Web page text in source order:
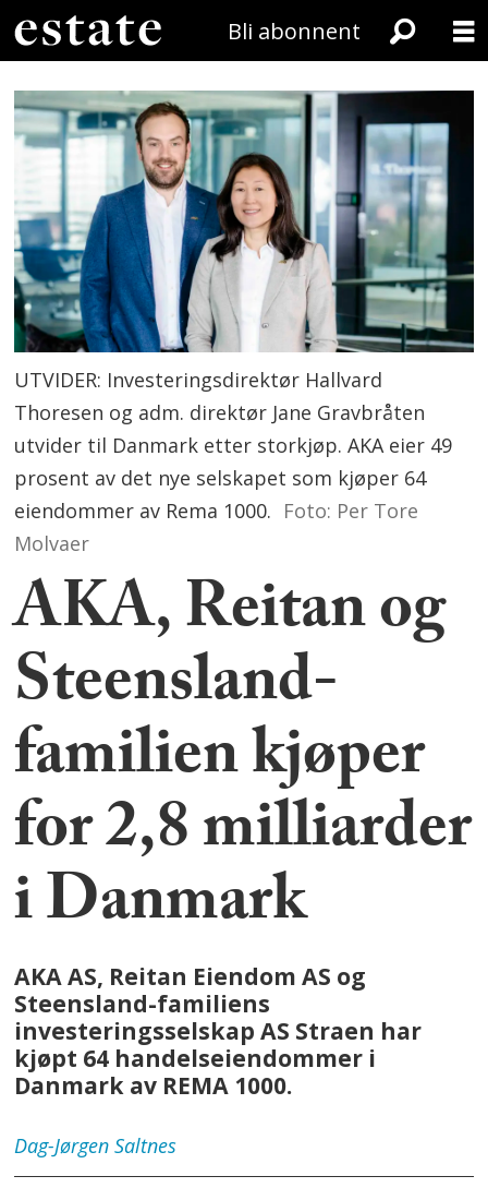
Bli abonnent
UTVIDER: Investeringsdirektør Hallvard
Thoresen og adm. direktør Jane Gravbråten
utvider til Danmark etter storkjøp. AKA eier 49
prosent av det nye selskapet som kjøper 64
eiendommer av Rema 1000. Foto: Per Tore
Molvaer
AKA, Reitan og
Steensland-
familien kjøper
for 2,8 milliarder
i Danmark
AKA AS, Reitan Eiendom AS og
Steensland-familiens
investeringsselskap AS Straen har
kjøpt 64 handelseiendommer i
Danmark av REMA 1000.
Dag-Jørgen Saltnes